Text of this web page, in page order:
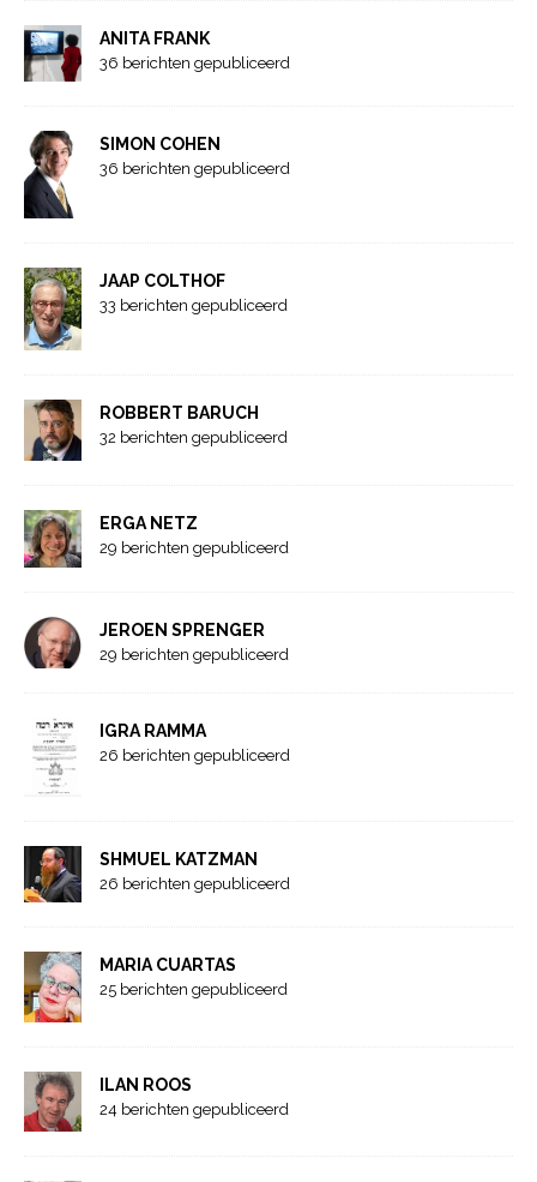
ANITA FRANK
36 berichten gepubliceerd
SIMON COHEN
36 berichten gepubliceerd
JAAP COLTHOF
33 berichten gepubliceerd
ROBBERT BARUCH
32 berichten gepubliceerd
ERGA NETZ
29 berichten gepubliceerd
JEROEN SPRENGER
29 berichten gepubliceerd
IGRA RAMMA
26 berichten gepubliceerd
SHMUEL KATZMAN
26 berichten gepubliceerd
MARIA CUARTAS
25 berichten gepubliceerd
ILAN ROOS
24 berichten gepubliceerd